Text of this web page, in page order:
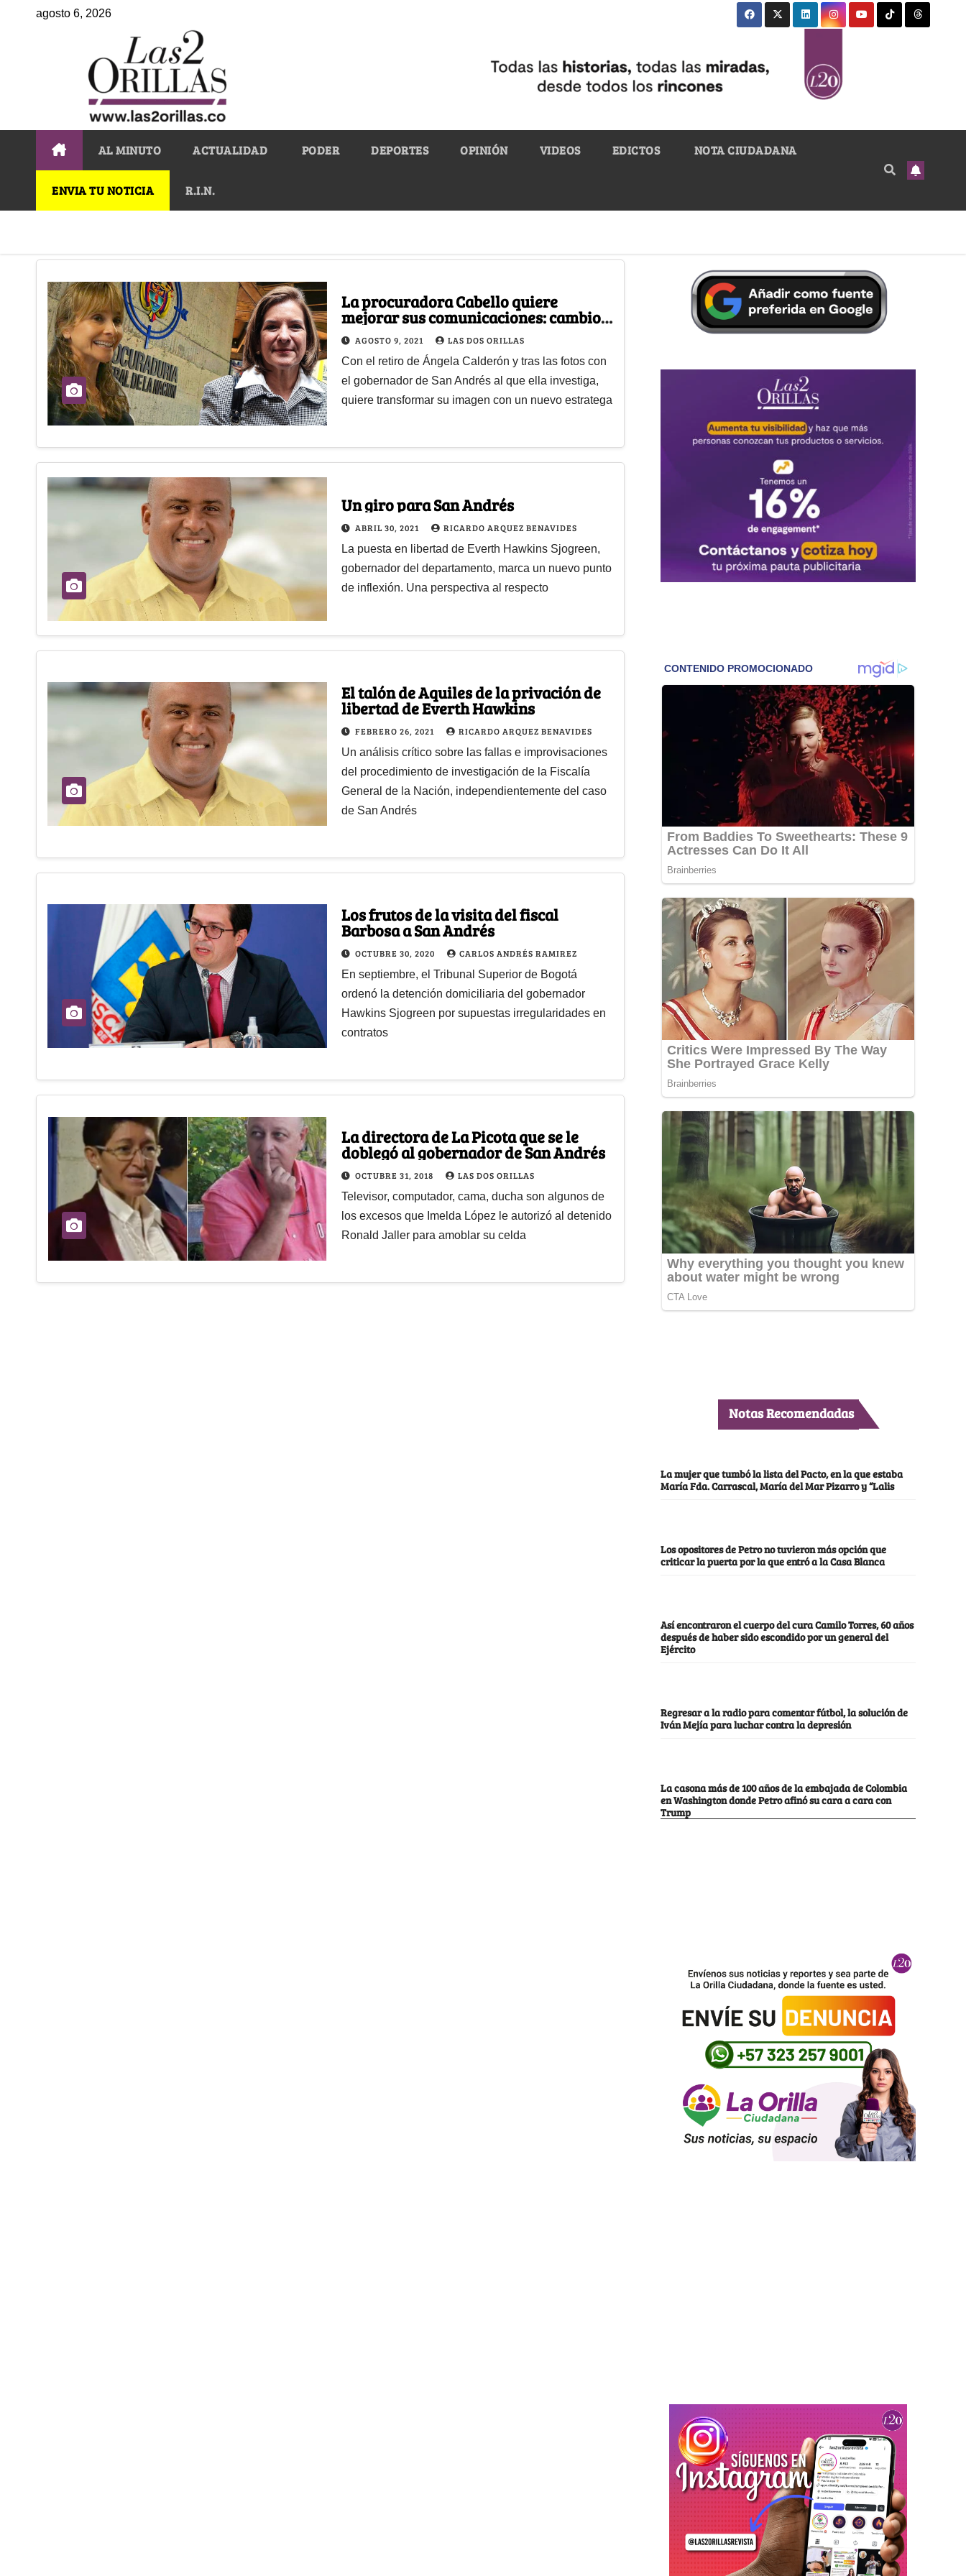
agosto 6, 2026
AL MINUTO ACTUALIDAD PODER DEPORTES OPINIÓN VIDEOS EDICTOS NOTA CIUDADANA
ENVIA TU NOTICIA R.I.N.
La procuradora Cabello quiere
mejorar sus comunicaciones: cambio
en jefatura de prensa
AGOSTO 9, 2021 LAS DOS ORILLAS
Con el retiro de Ángela Calderón y tras las fotos con
el gobernador de San Andrés al que ella investiga,
quiere transformar su imagen con un nuevo estratega
Un giro para San Andrés
ABRIL 30, 2021 RICARDO ARQUEZ BENAVIDES
La puesta en libertad de Everth Hawkins Sjogreen,
gobernador del departamento, marca un nuevo punto
de inflexión. Una perspectiva al respecto
El talón de Aquiles de la privación de
libertad de Everth Hawkins
FEBRERO 26, 2021 RICARDO ARQUEZ BENAVIDES
Un análisis crítico sobre las fallas e improvisaciones
del procedimiento de investigación de la Fiscalía
General de la Nación, independientemente del caso
de San Andrés
Los frutos de la visita del fiscal
Barbosa a San Andrés
OCTUBRE 30, 2020 CARLOS ANDRÉS RAMIREZ
En septiembre, el Tribunal Superior de Bogotá
ordenó la detención domiciliaria del gobernador
Hawkins Sjogreen por supuestas irregularidades en
contratos
La directora de La Picota que se le
doblegó al gobernador de San Andrés
OCTUBRE 31, 2018 LAS DOS ORILLAS
Televisor, computador, cama, ducha son algunos de
los excesos que Imelda López le autorizó al detenido
Ronald Jaller para amoblar su celda
Notas Recomendadas
La mujer que tumbó la lista del Pacto, en la que estaba
María Fda. Carrascal, María del Mar Pizarro y “Lalis
Los opositores de Petro no tuvieron más opción que
criticar la puerta por la que entró a la Casa Blanca
Así encontraron el cuerpo del cura Camilo Torres, 60 años
después de haber sido escondido por un general del
Ejército
Regresar a la radio para comentar fútbol, la solución de
Iván Mejía para luchar contra la depresión
La casona más de 100 años de la embajada de Colombia
en Washington donde Petro afinó su cara a cara con
Trump